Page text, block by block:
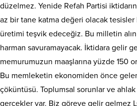
düzelmez. Yenide Refah Partisi
az bir tane katma değeri olacak tesisler
üretimi teşvik edeceğiz. Bu milletin
harman savuramayacak. İktidara gelir
memurumuzun maaşlarına yüzde 150
Bu memleketin ekonomiden önce
çöküntüsü. Toplumsal sorunlar ve ahlak
gerçekler var. Biz göreve gelir gelmez